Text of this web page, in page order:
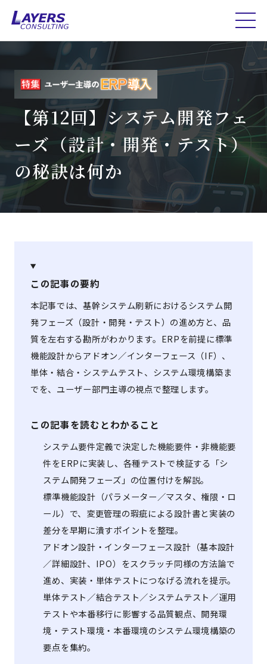
【第12回】システム開発フェ
ーズ（設計・開発・テスト）
の秘訣は何か
この記事の要約
本記事では、基幹システム刷新におけるシステム開
発フェーズ（設計・開発・テスト）の進め方と、品
質を左右する勘所がわかります。ERPを前提に標準
機能設計からアドオン／インターフェース（IF）、
単体・結合・システムテスト、システム環境構築ま
でを、ユーザー部門主導の視点で整理します。
この記事を読むとわかること
システム要件定義で決定した機能要件・非機能要
件をERPに実装し、各種テストで検証する「シ
ステム開発フェーズ」の位置付けを解説。
標準機能設計（パラメーター／マスタ、権限・ロ
ール）で、変更管理の瑕疵による設計書と実装の
差分を早期に潰すポイントを整理。
アドオン設計・インターフェース設計（基本設計
／詳細設計、IPO）をスクラッチ同様の方法論で
進め、実装・単体テストにつなげる流れを提示。
単体テスト／結合テスト／システムテスト／運用
テストや本番移行に影響する品質観点、開発環
境・テスト環境・本番環境のシステム環境構築の
要点を集約。